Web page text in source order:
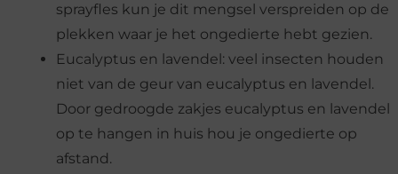
sprayfles kun je dit mengsel verspreiden op de
plekken waar je het ongedierte hebt gezien.
Eucalyptus en lavendel: veel insecten houden
niet van de geur van eucalyptus en lavendel.
Door gedroogde zakjes eucalyptus en lavendel
op te hangen in huis hou je ongedierte op
afstand.